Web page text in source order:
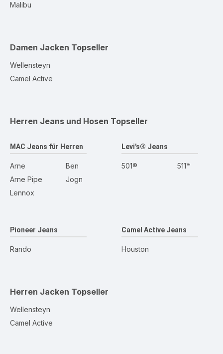
Malibu
Damen Jacken Topseller
Wellensteyn
Camel Active
Herren Jeans und Hosen Topseller
MAC Jeans für Herren
Arne
Arne Pipe
Lennox
Ben
Jogn
Levi's® Jeans
501® 511™
Pioneer Jeans
Rando
Camel Active Jeans
Houston
Herren Jacken Topseller
Wellensteyn
Camel Active